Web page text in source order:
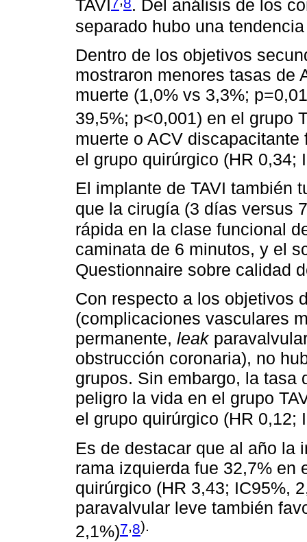
TAVI
. Del análisis de los
separado hubo una
Dentro de los objetivos
mostraron menores tasas de
muerte (1,0% vs 3,3%;
39,5%; p<0,001) en el grupo
muerte o ACV
el grupo quirúrgico (HR 0,34;
El implante de TAVI también
que la cirugía (3 días versus
rápida en la clase funcional
caminata de 6 minutos, y el
Questionnaire sobre calidad
Con respecto a los objetivos
(complicaciones vasculares
permanente, leak
obstrucción coronaria), no
grupos. Sin embargo, la tasa
peligro la vida en el grupo
el grupo quirúrgico (HR 0,12;
Es de destacar que al año la
rama izquierda fue 32,7% en
quirúrgico (HR 3,43; IC95%,
paravalvular leve también
2,1%)7,8).